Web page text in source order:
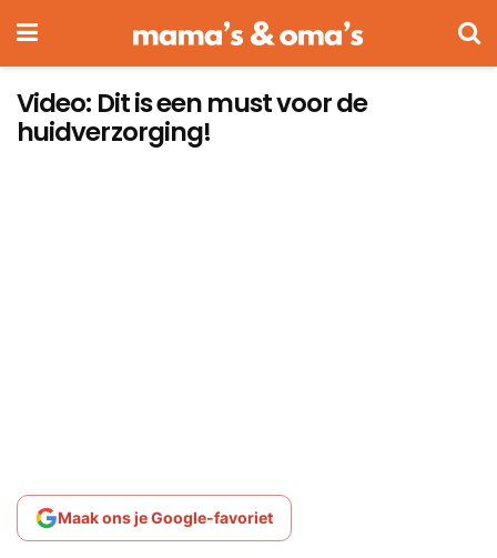
Video: Dit is een must voor de
huidverzorging!
Maak ons je Google-favoriet